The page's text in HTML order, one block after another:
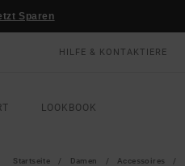
Sparen
HILFE & KONTAKTIERE
LOOKBOOK
Startseite Damen Accessoires